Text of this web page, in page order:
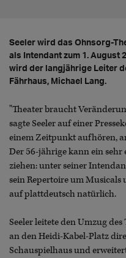
Seeler wird das Ohnsorg-
als Intendant zum 1. August
wird der langjährige Leiter
Fährhaus, Michael Lang.
"Theater braucht
sagte Seeler auf einer
einem Zeitpunkt aufhören,
Der 56-jährige kann ein sehr
ziehen: unter seiner
sein Repertoire um
auf plattdeutsch natürlich.
Seeler leitete den Umzug
an den Heidi-Kabel-Platz
Schauspielhaus und